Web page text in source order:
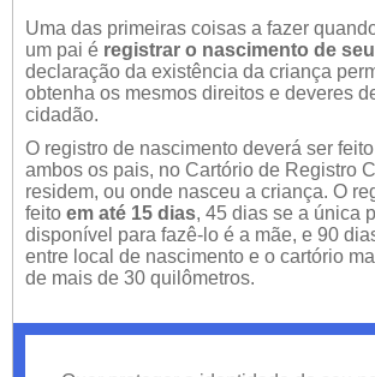
Uma das primeiras coisas a fazer
um pai é registrar o nascimento de
declaração da existência da criança
obtenha os mesmos direitos e deveres
cidadão.
O registro de nascimento deverá ser
ambos os pais, no Cartório de Registro
residem, ou onde nasceu a criança. O
feito em até 15 dias, 45 dias se a única
disponível para fazê-lo é a mãe, e 90
entre local de nascimento e o cartório
de mais de 30 quilômetros.